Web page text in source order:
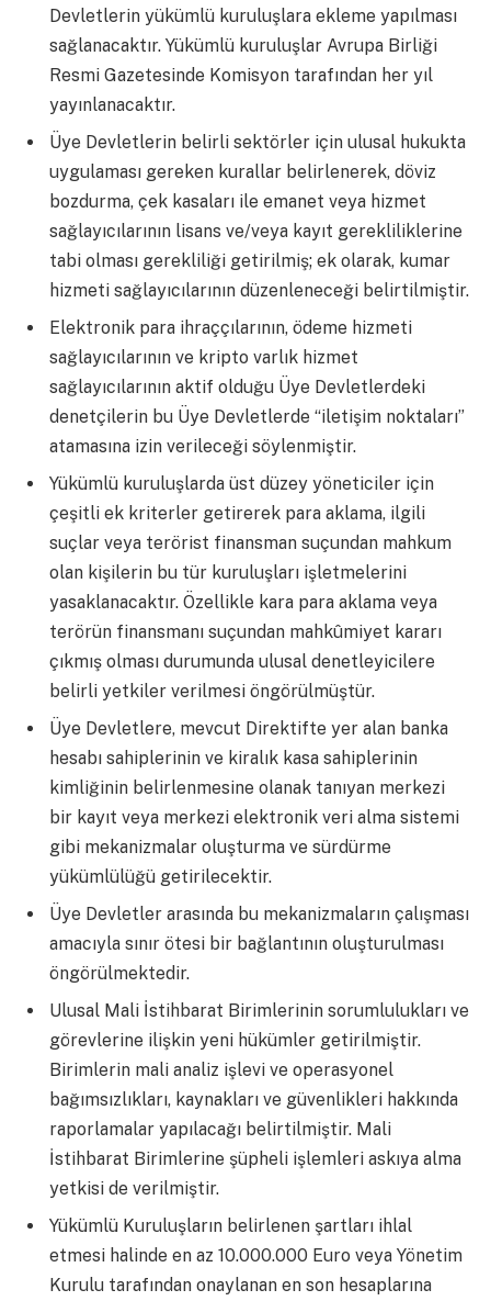
Devletlerin yükümlü kuruluşlara ekleme yapılması
sağlanacaktır. Yükümlü kuruluşlar Avrupa Birliği
Resmi Gazetesinde Komisyon tarafından her yıl
yayınlanacaktır.
Üye Devletlerin belirli sektörler için ulusal hukukta
uygulaması gereken kurallar belirlenerek, döviz
bozdurma, çek kasaları ile emanet veya hizmet
sağlayıcılarının lisans ve/veya kayıt gerekliliklerine
tabi olması gerekliliği getirilmiş; ek olarak, kumar
hizmeti sağlayıcılarının düzenleneceği belirtilmiştir.
Elektronik para ihraççılarının, ödeme hizmeti
sağlayıcılarının ve kripto varlık hizmet
sağlayıcılarının aktif olduğu Üye Devletlerdeki
denetçilerin bu Üye Devletlerde “iletişim noktaları”
atamasına izin verileceği söylenmiştir.
Yükümlü kuruluşlarda üst düzey yöneticiler için
çeşitli ek kriterler getirerek para aklama, ilgili
suçlar veya terörist finansman suçundan mahkum
olan kişilerin bu tür kuruluşları işletmelerini
yasaklanacaktır. Özellikle kara para aklama veya
terörün finansmanı suçundan mahkûmiyet kararı
çıkmış olması durumunda ulusal denetleyicilere
belirli yetkiler verilmesi öngörülmüştür.
Üye Devletlere, mevcut Direktifte yer alan banka
hesabı sahiplerinin ve kiralık kasa sahiplerinin
kimliğinin belirlenmesine olanak tanıyan merkezi
bir kayıt veya merkezi elektronik veri alma sistemi
gibi mekanizmalar oluşturma ve sürdürme
yükümlülüğü getirilecektir.
Üye Devletler arasında bu mekanizmaların çalışması
amacıyla sınır ötesi bir bağlantının oluşturulması
öngörülmektedir.
Ulusal Mali İstihbarat Birimlerinin sorumlulukları ve
görevlerine ilişkin yeni hükümler getirilmiştir.
Birimlerin mali analiz işlevi ve operasyonel
bağımsızlıkları, kaynakları ve güvenlikleri hakkında
raporlamalar yapılacağı belirtilmiştir. Mali
İstihbarat Birimlerine şüpheli işlemleri askıya alma
yetkisi de verilmiştir.
Yükümlü Kuruluşların belirlenen şartları ihlal
etmesi halinde en az 10.000.000 Euro veya Yönetim
Kurulu tarafından onaylanan en son hesaplarına